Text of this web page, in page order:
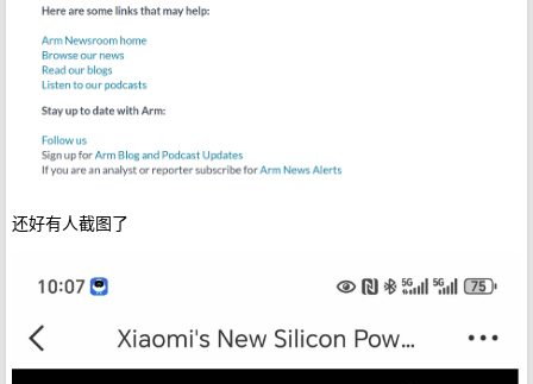
还好有人截图了